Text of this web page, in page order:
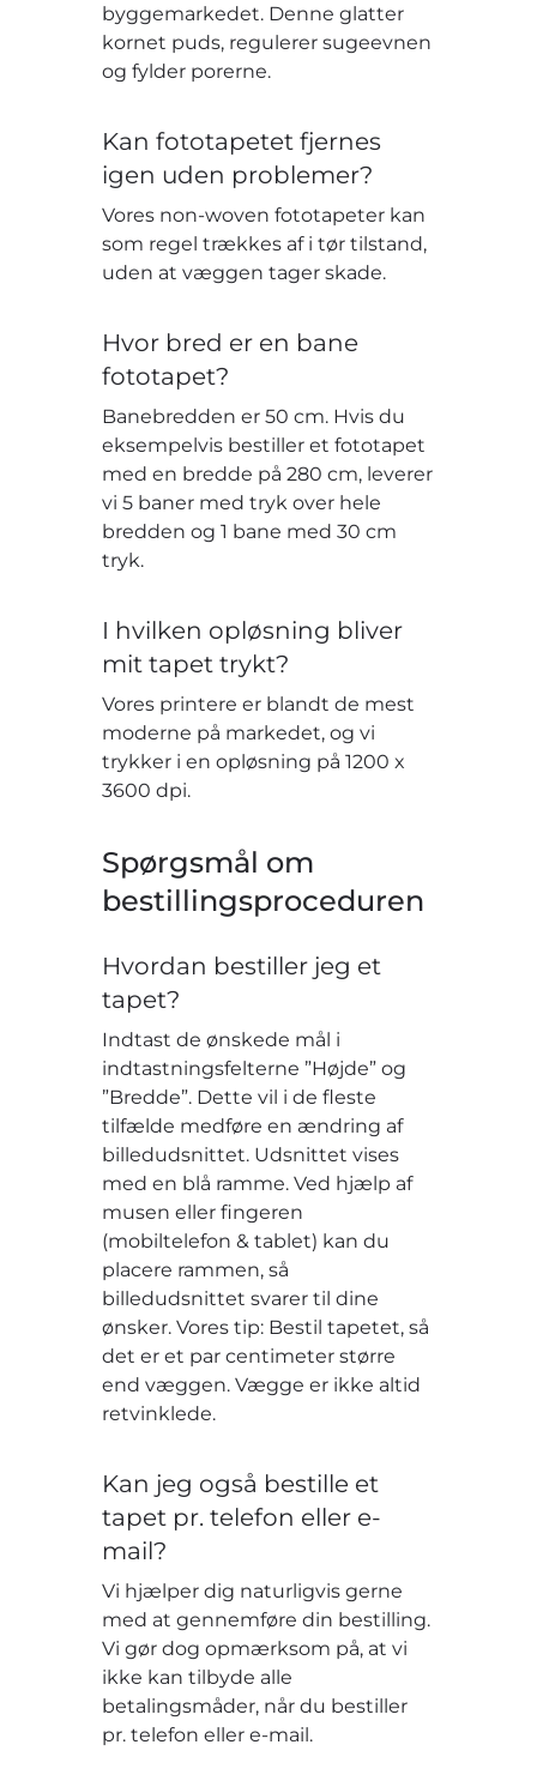
byggemarkedet. Denne glatter
kornet puds, regulerer sugeevnen
og fylder porerne.
Kan fototapetet fjernes
igen uden problemer?
Vores non-woven fototapeter kan
som regel trækkes af i tør tilstand,
uden at væggen tager skade.
Hvor bred er en bane
fototapet?
Banebredden er 50 cm. Hvis du
eksempelvis bestiller et fototapet
med en bredde på 280 cm, leverer
vi 5 baner med tryk over hele
bredden og 1 bane med 30 cm
tryk.
I hvilken opløsning bliver
mit tapet trykt?
Vores printere er blandt de mest
moderne på markedet, og vi
trykker i en opløsning på 1200 x
3600 dpi.
Spørgsmål om
bestillingsproceduren
Hvordan bestiller jeg et
tapet?
Indtast de ønskede mål i
indtastningsfelterne ”Højde” og
”Bredde”. Dette vil i de fleste
tilfælde medføre en ændring af
billedudsnittet. Udsnittet vises
med en blå ramme. Ved hjælp af
musen eller fingeren
(mobiltelefon & tablet) kan du
placere rammen, så
billedudsnittet svarer til dine
ønsker. Vores tip: Bestil tapetet, så
det er et par centimeter større
end væggen. Vægge er ikke altid
retvinklede.
Kan jeg også bestille et
tapet pr. telefon eller e-
mail?
Vi hjælper dig naturligvis gerne
med at gennemføre din bestilling.
Vi gør dog opmærksom på, at vi
ikke kan tilbyde alle
betalingsmåder, når du bestiller
pr. telefon eller e-mail.